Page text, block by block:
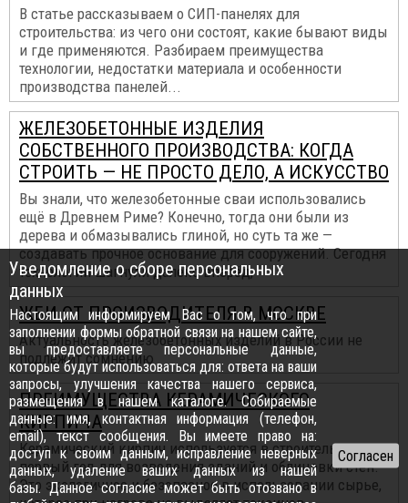
В статье рассказываем о СИП-панелях для
строительства: из чего они состоят, какие бывают виды
и где применяются. Разбираем преимущества
технологии, недостатки материала и особенности
производства панелей...
ЖЕЛЕЗОБЕТОННЫЕ ИЗДЕЛИЯ
СОБСТВЕННОГО ПРОИЗВОДСТВА: КОГДА
СТРОИТЬ — НЕ ПРОСТО ДЕЛО, А ИСКУССТВО
Вы знали, что железобетонные сваи использовались
ещё в Древнем Риме? Конечно, тогда они были из
дерева и обмазывались глиной, но суть та же —
создавать прочное основание для сооружений. Сегодня
технологии шагнули далеко вперёд,
ЖБИ ОТ ПРОИЗВОДИТЕЛЯ В МОСКВЕ
Актуальность железобетонных изделий в России не
подлежит сомнению
ПРЕИМУЩЕСТВА КЕРАМИЧЕСКОГО
КИРПИЧА
Керамический кирпич используется в строительстве не
первый год для возведения зданий и облицовки стен.
Это экологичное и безопасное в использовании сырье,
Уведомление о сборе персональных
данных
Настоящим информируем Вас о том, что при
заполнении формы обратной связи на нашем сайте,
вы предоставляете персональные данные,
которые будут использоваться для: ответа на ваши
запросы, улучшения качества нашего сервиса,
размещения в нашем каталоге. Собираемые
данные: имя, контактная информация (телефон,
email), текст сообщения. Вы имеете право на:
доступ к своим данным, исправление неверных
данных, удаление ваших данных из нашей
базы. Данное согласие может быть отозвано в